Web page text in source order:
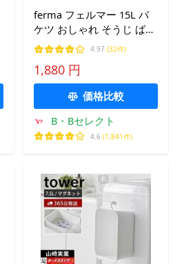
ferma フェルマー 15L バ
ケツ おしゃれ そうじ ばけ
つ 蓋付き 洗濯 収納 シン
プル ボックス 子供 ゴミ
付き
4.97 (32件)
1,880 円
価格比較
B・Bセレクト
4.6 (1,841件)